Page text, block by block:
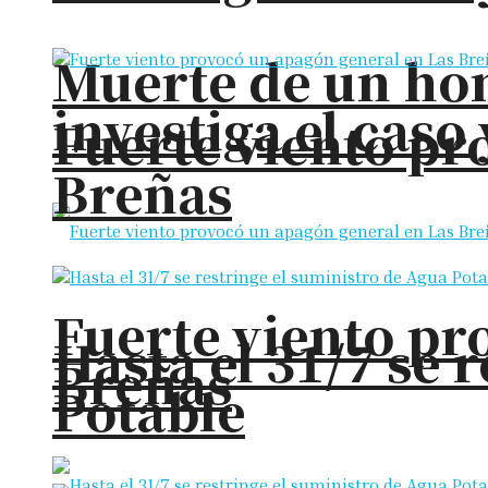
Muerte de un
investiga el
Fuerte viento
Breñas
Fuerte viento
Breñas
Hasta el 31/7 se
Potable